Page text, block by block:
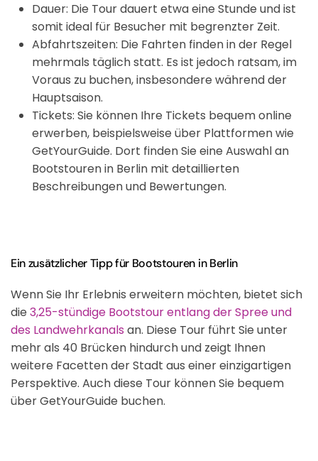
Dauer: Die Tour dauert etwa eine Stunde und ist
somit ideal für Besucher mit begrenzter Zeit.
Abfahrtszeiten: Die Fahrten finden in der Regel
mehrmals täglich statt. Es ist jedoch ratsam, im
Voraus zu buchen, insbesondere während der
Hauptsaison.
Tickets: Sie können Ihre Tickets bequem online
erwerben, beispielsweise über Plattformen wie
GetYourGuide. Dort finden Sie eine Auswahl an
Bootstouren in Berlin mit detaillierten
Beschreibungen und Bewertungen.
Ein zusätzlicher Tipp für Bootstouren in Berlin
Wenn Sie Ihr Erlebnis erweitern möchten, bietet sich
die 3,25-stündige Bootstour entlang der Spree und
des Landwehrkanals an. Diese Tour führt Sie unter
mehr als 40 Brücken hindurch und zeigt Ihnen
weitere Facetten der Stadt aus einer einzigartigen
Perspektive. Auch diese Tour können Sie bequem
über GetYourGuide buchen.